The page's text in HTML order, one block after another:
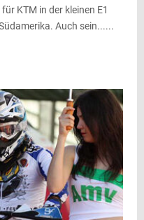
KTM in der kleinen E1
Auch sein......